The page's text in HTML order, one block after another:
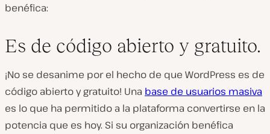
benéfica:
Es de código abierto y gratuito.
¡No se desanime por el hecho de que WordPress es de
código abierto y gratuito! Una base de usuarios masiva
es lo que ha permitido a la plataforma convertirse en la
potencia que es hoy. Si su organización benéfica